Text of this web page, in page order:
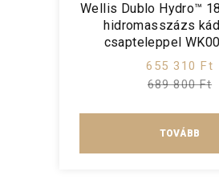
Wellis Dublo Hydro™
hidromasszázs
csapteleppel
655 310 Ft
689 800 Ft
TOVÁBB